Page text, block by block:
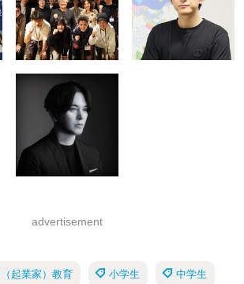
advertisement
起業家）教育 小学生 中学生